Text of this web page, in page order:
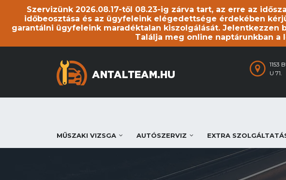
Szervizünk 2026.08.17-től 08.23-ig zárva tart, az erre az
időbeosztása és az ügyfeleink elégedettsége érdekében
garantálni ügyfeleink maradéktalan kiszolgálását. Jelentkezzen
Találja meg online naptárunkban
1153
U 71.
MŰSZAKI VIZSGA AUTÓSZERVIZ EXTRA